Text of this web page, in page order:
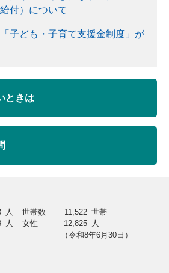
付）について
子ども・子育て支援金制度」が
ときは
人 世帯数 11,522 世帯
人 女性 12,825
人
（令和8年6月30日）